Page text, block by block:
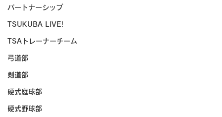
パートナーシップ
TSUKUBA LIVE!
TSAトレーナーチーム
弓道部
剣道部
硬式庭球部
硬式野球部